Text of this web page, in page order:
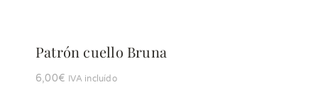
Patrón cuello Bruna
6,00€ IVA incluído